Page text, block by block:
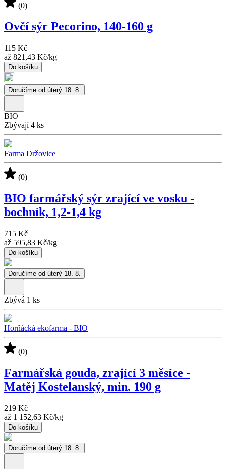
(0)
Ovčí sýr Pecorino, 140-160 g
115 Kč
až 821,43 Kč/kg
Do košíku
Doručíme od úterý 18. 8.
BIO
Zbývají 4 ks
Farma Držovice
(0)
BIO farmářský sýr zrající ve vosku -
bochník, 1,2-1,4 kg
715 Kč
až 595,83 Kč/kg
Do košíku
Doručíme od úterý 18. 8.
Zbývá 1 ks
Horňácká ekofarma - BIO
(0)
Farmářská gouda, zrající 3 měsíce -
Matěj Kostelanský, min. 190 g
219 Kč
až 1 152,63 Kč/kg
Do košíku
Doručíme od úterý 18. 8.